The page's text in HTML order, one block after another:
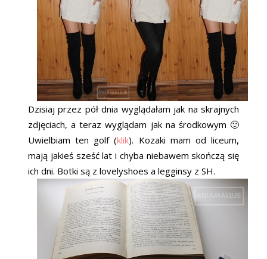
Dzisiaj przez pół dnia wyglądałam jak na skrajnych
zdjęciach, a teraz wyglądam jak na środkowym 🙂
Uwielbiam ten golf (klik). Kozaki mam od liceum,
mają jakieś sześć lat i chyba niebawem skończą się
ich dni. Botki są z lovelyshoes a legginsy z SH.